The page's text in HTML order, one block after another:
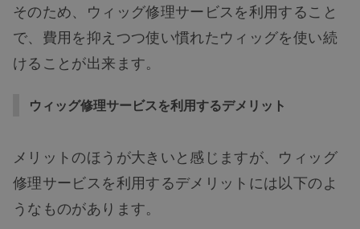
そのため、ウィッグ修理サービスを利用すること
で、費用を抑えつつ使い慣れたウィッグを使い続
けることが出来ます。
ウィッグ修理サービスを利用するデメリット
メリットのほうが大きいと感じますが、ウィッグ
修理サービスを利用するデメリットには以下のよ
うなものがあります。